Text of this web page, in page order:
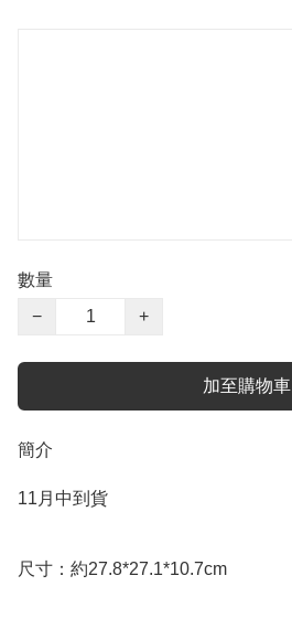
數量
−
+
加至購物車
簡介
11月中到貨
尺寸：約27.8*27.1*10.7cm